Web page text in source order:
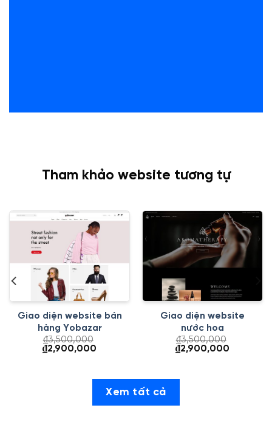
Tham khảo website tương tự
Giao diện website bán
hàng Yobazar
₫3,500,000
Giá
₫2,900,000
₫2,900,000.
Giao diện website
nước hoa
₫3,500,000
Giá
₫2,900,000
Xem tất cả